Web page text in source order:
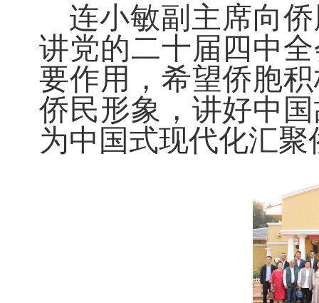
连小敏副主席向
讲党的二十届四中
要作用，希望侨胞
侨民形象，讲好中
为中国式现代化汇聚